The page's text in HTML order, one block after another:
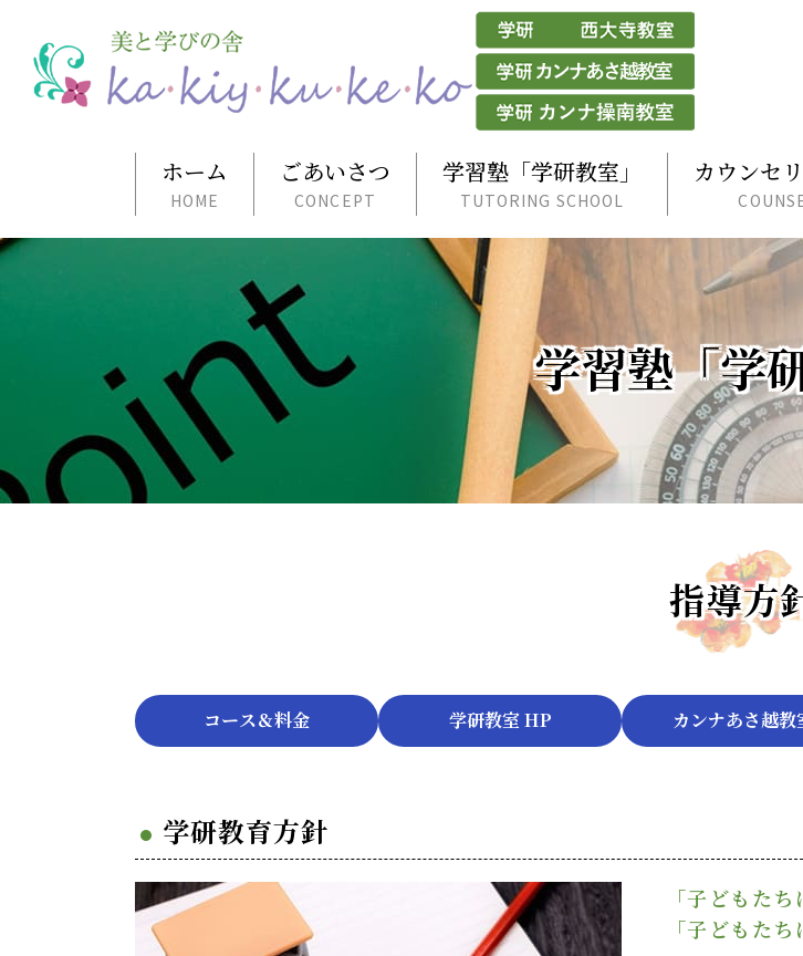
ホーム
HOME
ごあいさつ
CONCEPT
学習塾「学研教室」
TUTORING SCHOOL
カウンセ
学習塾「学
指導方
コース＆料金 学研教室 HP カンナあさ越教
学研教育方針
「子どもた
「子どもた